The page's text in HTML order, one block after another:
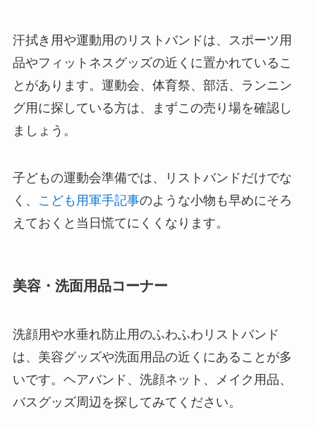
る？おすすめ素材＆
選び方ガイド！
【100均】ダイソー/
セリア等で帽子クリ
介！
【100均】ダイソー/
セリア等でスパイス
【100均】ダイソー/
セリア等でチャイル
ドシートカバーは買
える？代用品＆おす
汗拭き用や運動用のリストバンドは、スポーツ用
品やフィットネスグッズの近くに置かれているこ
とがあります。運動会、体育祭、部活、ランニン
グ用に探している方は、まずこの売り場を確認し
ましょう。
子どもの運動会準備では、リストバンドだけでな
く、
こども用軍手記事のような小物も早めにそろ
えておくと当日慌てにくくなります。
美容・洗面用品コーナー
洗顔用や水垂れ防止用のふわふわリストバンド
は、美容グッズや洗面用品の近くにあることが多
いです。ヘアバンド、洗顔ネット、メイク用品、
バスグッズ周辺を探してみてください。